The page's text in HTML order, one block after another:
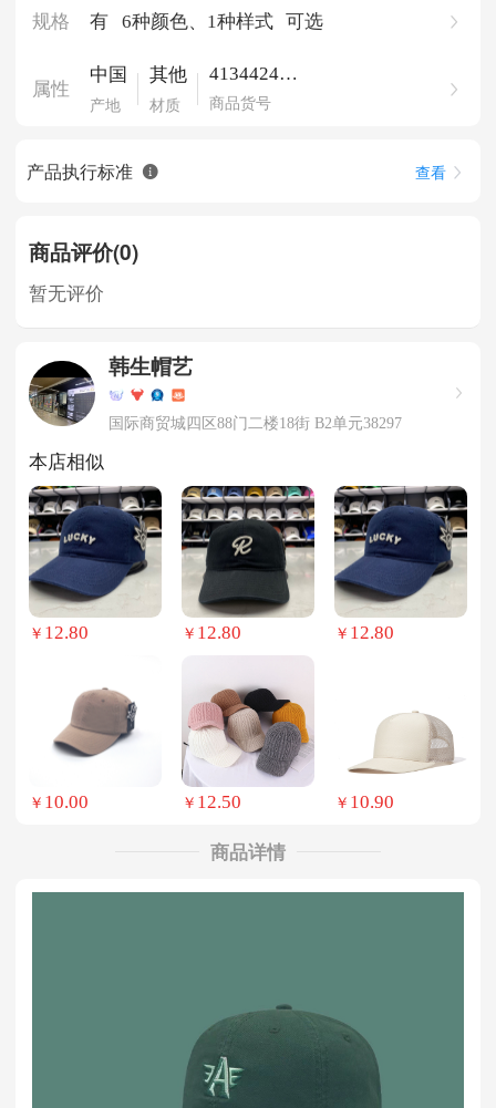
规格 有 6种颜色、1种样式 可选
属性
中国
产地
其他
材质
413442449
218
商品货号
产品执行标准 查看
商品评价(0)
暂无评价
韩生帽艺
国际商贸城四区88门二楼18街 B2单元38297
本店相似
￥ 12.80 ￥ 12.80 ￥ 12.80
￥ 10.00 ￥ 12.50 ￥ 10.90
商品详情